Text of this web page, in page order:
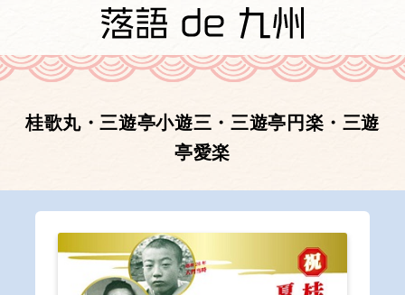
桂歌丸・三遊亭小遊三・三遊亭円楽・三遊
亭愛楽